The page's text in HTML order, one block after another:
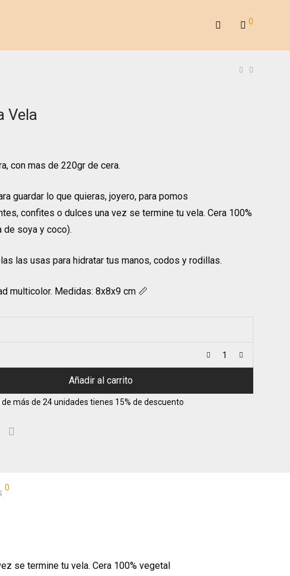
0
Vela
con mas de 220gr de cera.
guardar lo que quieras, joyero, para pomos
confites o dulces una vez se termine tu vela. Cera 100%
de soya y coco).
las usas para hidratar tus manos, codos y rodillas.
multicolor. Medidas: 8x8x9 cm 📏
Añadir al carrito
más de 24 unidades tienes 15% de descuento
0
se termine tu vela. Cera 100% vegetal